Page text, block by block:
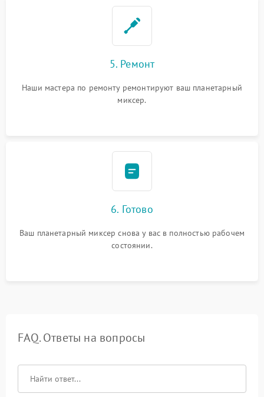
5. Ремонт
Наши мастера по ремонту ремонтируют ваш планетарный
миксер.
6. Готово
Ваш планетарный миксер снова у вас в полностью рабочем
состоянии.
FAQ. Ответы на вопросы